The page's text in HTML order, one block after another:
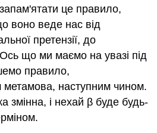
це правило,
воно веде нас від
претензії, до
Ось що ми маємо на увазі під
правило,
наступним чином.
змінна, і нехай β буде будь-